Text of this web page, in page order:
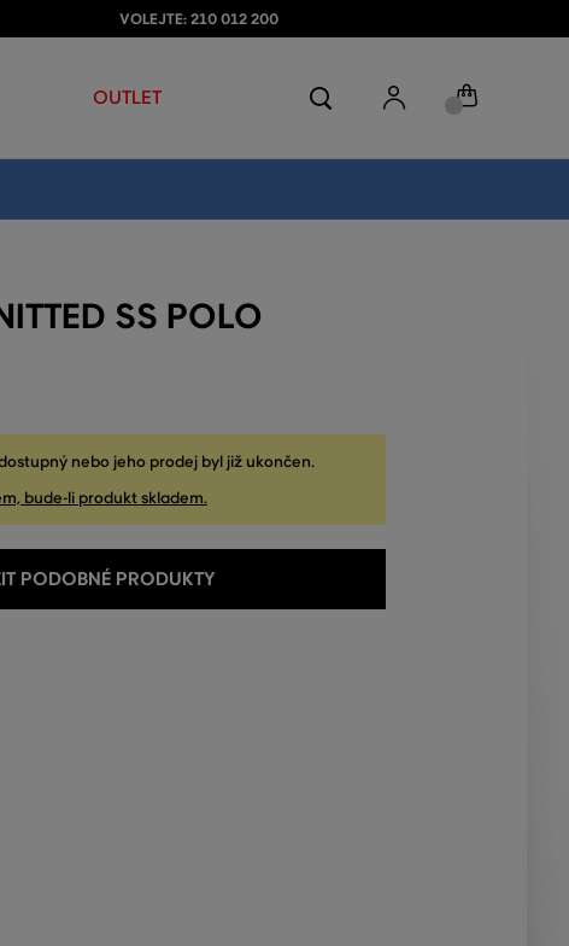
VOLEJTE: 210 012 200
OUTLET
SS POLO
nebo jeho prodej byl již ukončen.
bude-li produkt skladem.
PODOBNÉ PRODUKTY